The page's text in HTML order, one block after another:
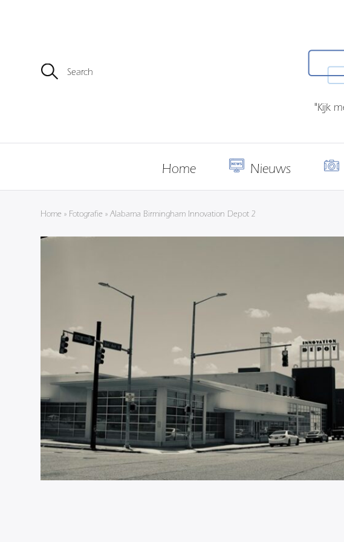
Z
o
a
"Kijk
Home Nieuws
Home » Fotografie »Alabama Birmingham Innovation Depot 2